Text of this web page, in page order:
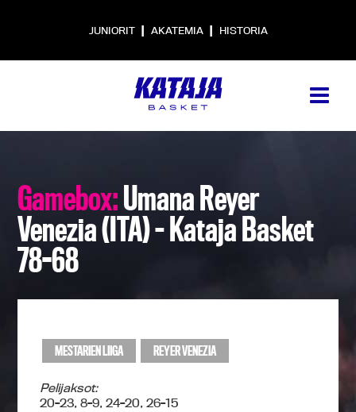
JUNIORIT | AKATEMIA | HISTORIA
Gamebox:Umana Reyer
Venezia (ITA) – Kataja Basket
78-68
MESTARIEN LIIGA REYER VENEZIA
Pelijaksot:
20-23, 8-9, 24-20, 26-15